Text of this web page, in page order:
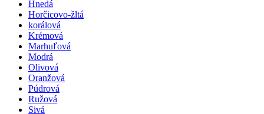
Hnedá
Horčicovo-žltá
korálová
Krémová
Marhuľová
Modrá
Olivová
Oranžová
Púdrová
Ružová
Sivá